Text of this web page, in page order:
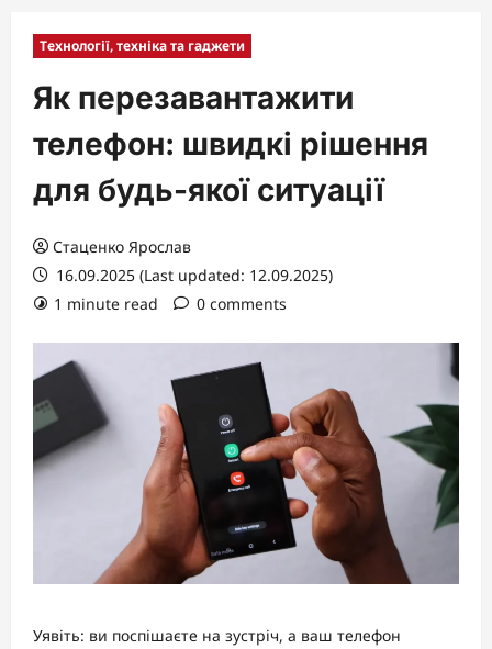
Технології, техніка та гаджети
Як перезавантажити
телефон: швидкі рішення
для будь-якої ситуації
Стаценко Ярослав
16.09.2025 (Last updated: 12.09.2025)
1 minute read
0 comments
Уявіть: ви поспішаєте на зустріч, а ваш телефон